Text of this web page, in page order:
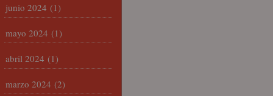
junio 2024 (1)
mayo 2024 (1)
abril 2024 (1)
marzo 2024 (2)